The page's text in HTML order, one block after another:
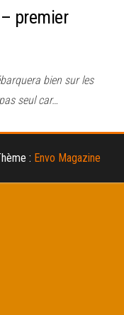
premier
bien sur les
seul car…
: Envo Magazine